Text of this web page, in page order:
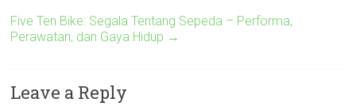
Five Ten Bike: Segala Tentang Sepeda – Performa,
Perawatan, dan Gaya Hidup →
Leave a Reply